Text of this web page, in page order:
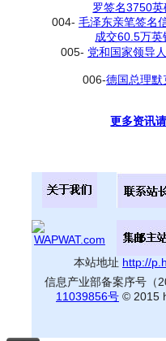
罗签名3750英
004- 毛泽东亲笔签名
成交60.5万英
005- 党和国家领导
006-德国总理
更多资讯
本站地址 http://
信息产业部备案序号（
11039856号© 2015